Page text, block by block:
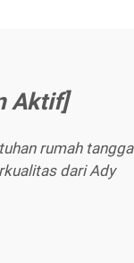
Aktif]
rumah tangga
dari Ady